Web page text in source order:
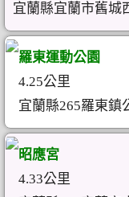
宜蘭縣宜蘭市舊城
羅東運動公園
4.25公里
宜蘭縣265羅東鎮
昭應宮
4.33公里